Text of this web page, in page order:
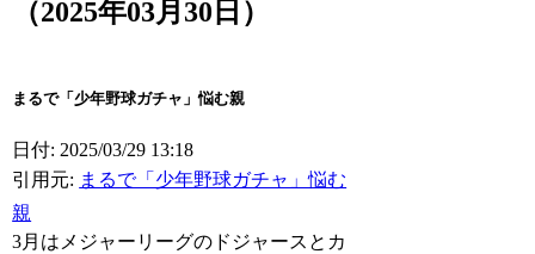
（2025年03月30日）
まるで「少年野球ガチャ」悩む親
日付: 2025/03/29 13:18
引用元: まるで「少年野球ガチャ」悩む
親
3月はメジャーリーグのドジャースとカ